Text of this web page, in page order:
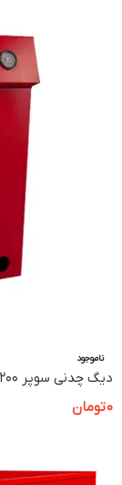
ناموجود
دیگ چدنی سوپر 200 شوفاژکار 8 پره (پنل آنالوگ)
0تومان